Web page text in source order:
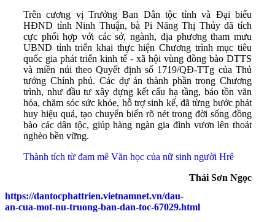
Trên cương vị Trưởng Ban Dân tộc tỉnh và Đại biểu
HĐND tỉnh Ninh Thuận, bà Pi Năng Thị Thủy đã tích
cực phối hợp với các sở, ngành, địa phương tham mưu
UBND tỉnh triển khai thực hiện Chương trình mục tiêu
quốc gia phát triển kinh tế - xã hội vùng đồng bào DTTS
và miền núi theo Quyết định số 1719/QĐ-TTg của Thủ
tướng Chính phủ. Các dự án thành phần trong Chương
trình, như đầu tư xây dựng kết cấu hạ tầng, bảo tồn văn
hóa, chăm sóc sức khỏe, hỗ trợ sinh kế, đã từng bước phát
huy hiệu quả, tạo chuyển biến rõ nét trong đời sống đồng
bào các dân tộc, giúp hàng ngàn gia đình vươn lên thoát
nghèo bền vững.
Thành tích từ đam mê Văn học của nữ sinh người Hrê
Thái Sơn Ngọc
https://dantocphattrien.vietnamnet.vn/dau-
an-cua-mot-nu-truong-ban-dan-toc-67029.html